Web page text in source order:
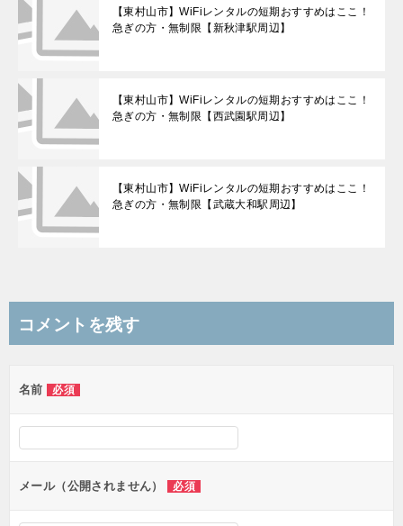
【東村山市】WiFiレンタルの短期おすすめはここ！
急ぎの方・無制限【新秋津駅周辺】
【東村山市】WiFiレンタルの短期おすすめはここ！
急ぎの方・無制限【西武園駅周辺】
【東村山市】WiFiレンタルの短期おすすめはここ！
急ぎの方・無制限【武蔵大和駅周辺】
コメントを残す
名前 必須
メール（公開されません） 必須